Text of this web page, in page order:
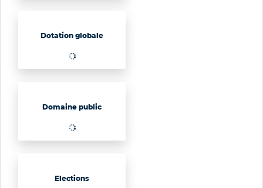
Dotation globale
Domaine public
Elections